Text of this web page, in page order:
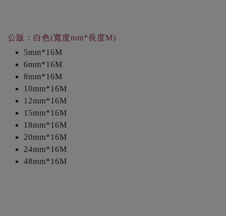
公版：白色(寬度mm*長度M)
5mm*16M
6mm*16M
8mm*16M
10mm*16M
12mm*16M
15mm*16M
18mm*16M
20mm*16M
24mm*16M
48mm*16M